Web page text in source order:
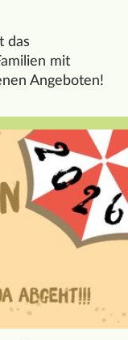
Mittelhof
das
mit
Angeboten!
in der